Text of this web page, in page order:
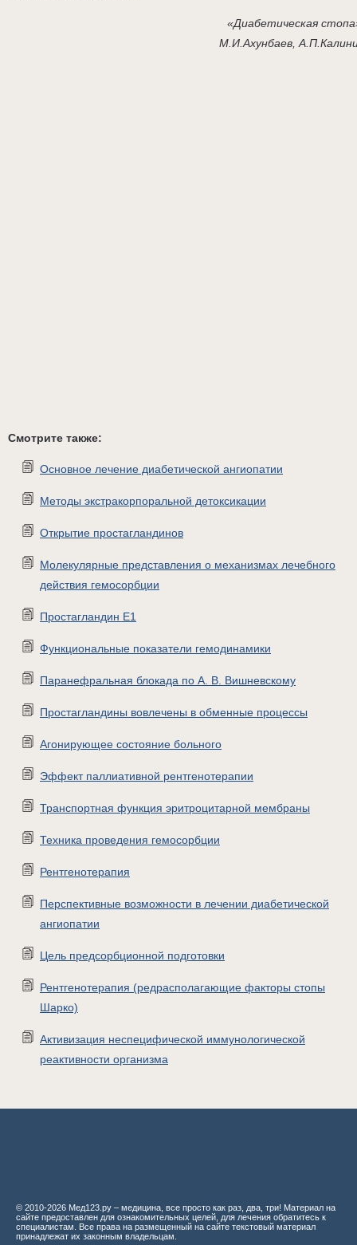
«Диабетическая
М.И.Ахунбаев,
Смотрите также:
Основное лечение диабетической ангиопатии
Методы экстракорпоральной детоксикации
Открытие простагландинов
Молекулярные представления о механизмах лечебного
действия гемосорбции
Простагландин Е1
Функциональные показатели гемодинамики
Паранефральная блокада по А. В. Вишневскому
Простагландины вовлечены в обменные процессы
Агонирующее состояние больного
Эффект паллиативной рентгенотерапии
Транспортная функция эритроцитарной мембраны
Техника проведения гемосорбции
Рентгенотерапия
Перспективные возможности в лечении диабетической
ангиопатии
Цель предсорбционной подготовки
Рентгенотерапия (редрасполагающие факторы стопы
Шарко)
Активизация неспецифической иммунологической
реактивности организма
© 2010-2026 Мед123.ру – медицина, все просто как раз, два, три! Материал на
сайте предоставлен для ознакомительных целей, для лечения обратитесь к
специалистам. Все права на размещенный на сайте текстовый материал
принадлежат их законным владельцам.